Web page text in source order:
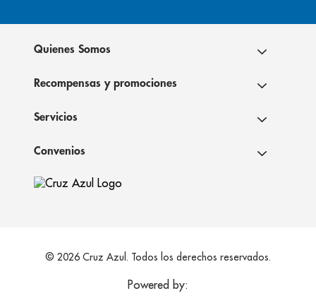
Quienes Somos
Recompensas y promociones
Servicios
Convenios
© 2026 Cruz Azul. Todos los derechos reservados.
Powered by: